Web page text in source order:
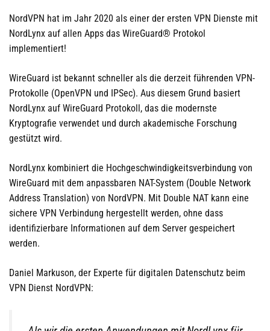
NordVPN hat im Jahr 2020 als einer der ersten VPN Dienste mit
NordLynx auf allen Apps das WireGuard® Protokol
implementiert!
WireGuard ist bekannt schneller als die derzeit führenden VPN-
Protokolle (OpenVPN und IPSec). Aus diesem Grund basiert
NordLynx auf WireGuard Protokoll, das die modernste
Kryptografie verwendet und durch akademische Forschung
gestützt wird.
NordLynx kombiniert die Hochgeschwindigkeitsverbindung von
WireGuard mit dem anpassbaren NAT-System (Double Network
Address Translation) von NordVPN. Mit Double NAT kann eine
sichere VPN Verbindung hergestellt werden, ohne dass
identifizierbare Informationen auf dem Server gespeichert
werden.
Daniel Markuson, der Experte für digitalen Datenschutz beim
VPN Dienst NordVPN: